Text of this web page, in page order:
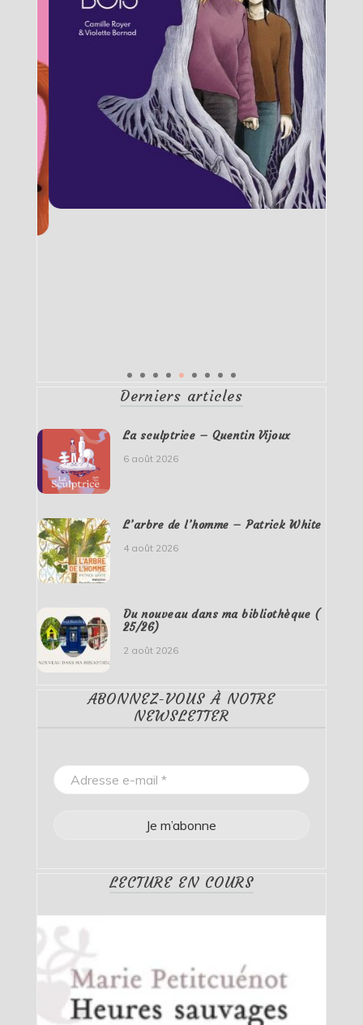
Derniers articles
La sculptrice – Quentin Vijoux
6 août 2026
L’arbre de l’homme – Patrick White
4 août 2026
Du nouveau dans ma bibliothèque (
25/26)
2 août 2026
ABONNEZ-VOUS À NOTRE
NEWSLETTER
LECTURE EN COURS